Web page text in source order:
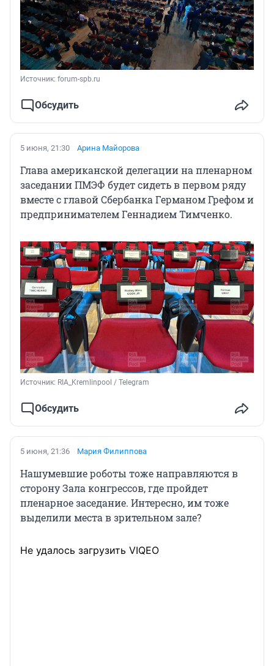
Источник: forum-spb.ru
Обсудить
5 июня, 21:30 Арина Майорова
Глава американской делегации на пленарном
заседании ПМЭФ будет сидеть в первом ряду
вместе с главой Сбербанка Германом Грефом и
предпринимателем Геннадием Тимченко.
Источник: RIA_Kremlinpool / Telegram
Обсудить
5 июня, 21:36 Мария Филиппова
Нашумевшие роботы тоже направляются в
сторону Зала конгрессов, где пройдет
пленарное заседание. Интересно, им тоже
выделили места в зрительном зале?
Не удалось загрузить VIQEO